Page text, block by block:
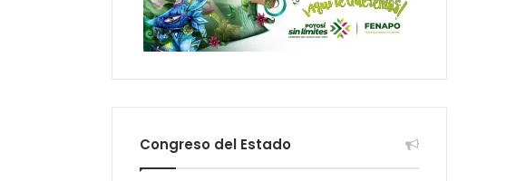
Congreso del Estado